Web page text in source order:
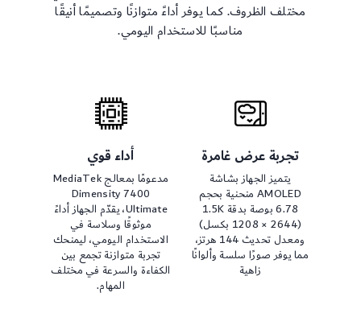
مختلف الظروف. كما يوفر أداءً متوازنًا وتصميمًا أنيقًا
مناسبًا للاستخدام اليومي.
تجربة عرض غامرة
يتميز الجهاز بشاشة
AMOLED منحنية بحجم
6.78 بوصة بدقة 1.5K
(1208 × 2644 بكسل)
ومعدل تحديث 144 هرتز،
مما يوفر صورًا سلسة وألوانًا
زاهية
أداء قوي
مدعومًا بمعالج MediaTek
Dimensity 7400
Ultimate، يقدّم الجهاز أداءً
موثوقًا وسلاسة في
الاستخدام اليومي، ليمنحك
تجربة متوازنة تجمع بين
الكفاءة والسرعة في مختلف
المهام.